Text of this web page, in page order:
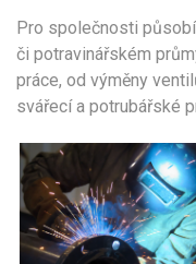
Pro společnosti
či potravinářském
práce, od výměny
svářecí a potrubářské